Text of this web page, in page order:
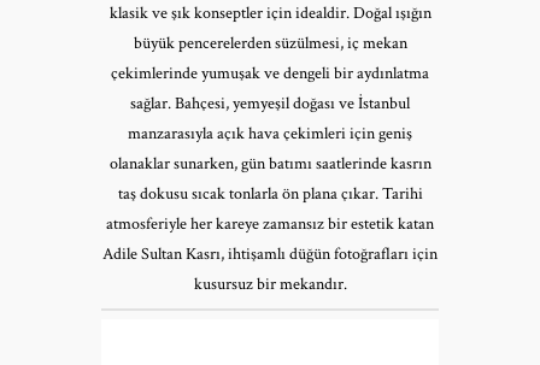
klasik ve şık konseptler için idealdir. Doğal ışığın
büyük pencerelerden süzülmesi, iç mekan
çekimlerinde yumuşak ve dengeli bir aydınlatma
sağlar. Bahçesi, yemyeşil doğası ve İstanbul
manzarasıyla açık hava çekimleri için geniş
olanaklar sunarken, gün batımı saatlerinde kasrın
taş dokusu sıcak tonlarla ön plana çıkar. Tarihi
atmosferiyle her kareye zamansız bir estetik katan
Adile Sultan Kasrı, ihtişamlı düğün fotoğrafları için
kusursuz bir mekandır.